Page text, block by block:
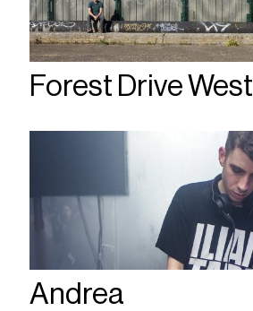
Forest Drive West
Andrea